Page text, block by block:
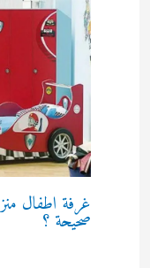
غرفة اطفال
صحيحة ؟